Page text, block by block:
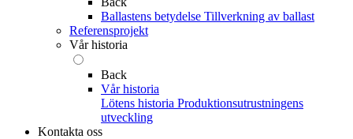
Ballastens betydelse Tillverkning av ballast
Referensprojekt
Vår historia
Back
Vår historia
Lötens historia Produktionsutrustningens
utveckling
Kontakta oss